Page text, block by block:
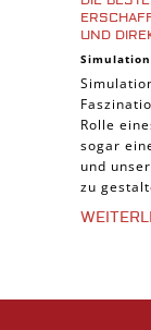
UND
Simulation
Rolle
sogar
und
zu